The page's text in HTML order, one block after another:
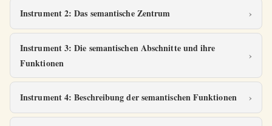
Instrument 2: Das semantische Zentrum
Instrument 3: Die semantischen Abschnitte und ihre
Funktionen
Instrument 4: Beschreibung der semantischen Funktionen